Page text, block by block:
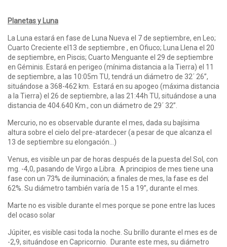
Planetas y Luna
La Luna estará en fase de Luna Nueva el 7 de septiembre, en Leo;
Cuarto Creciente el13 de septiembre , en Ofiuco; Luna Llena el 20
de septiembre, en Piscis; Cuarto Menguante el 29 de septiembre
en Géminis. Estará en perigeo (mínima distancia a la Tierra) el 11
de septiembre, a las 10:05m TU, tendrá un diámetro de 32´ 26”,
situándose a 368-462 km. Estará en su apogeo (máxima distancia
a la Tierra) el 26 de septiembre, a las 21:44h TU, situándose a una
distancia de 404.640 Km., con un diámetro de 29´ 32”.
Mercurio, no es observable durante el mes, dada su bajísima
altura sobre el cielo del pre-atardecer (a pesar de que alcanza el
13 de septiembre su elongación…)
Venus, es visible un par de horas después de la puesta del Sol, con
mg. -4,0, pasando de Virgo a Libra. A principios de mes tiene una
fase con un 73% de iluminación; a finales de mes, la fase es del
62%. Su diámetro también varía de 15 a 19”, durante el mes.
Marte no es visible durante el mes porque se pone entre las luces
del ocaso solar
Júpiter, es visible casi toda la noche. Su brillo durante el mes es de
-2,9, situándose en Capricornio. Durante este mes, su diámetro